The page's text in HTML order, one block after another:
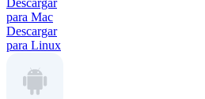
Descargar
para Mac
Descargar
para Linux